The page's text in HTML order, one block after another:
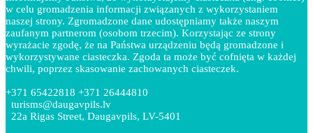
w celu gromadzenia informacji związanych z wykorzystaniem
naszej strony. Zgromadzone dane udostępniamy także naszym
zaufanym partnerom (osobom trzecim). Korzystając ze strony
wyrażacie zgodę, że na Państwa urządzeniu będą gromadzone i
wykorzystywane ciasteczka. Zgoda ta może być cofnięta w każdej
chwili, poprzez skasowanie zachowanych ciasteczek.
+371 65422818 +371 26444810
turisms@daugavpils.lv
22a Rigas Street, Daugavpils, LV-5401